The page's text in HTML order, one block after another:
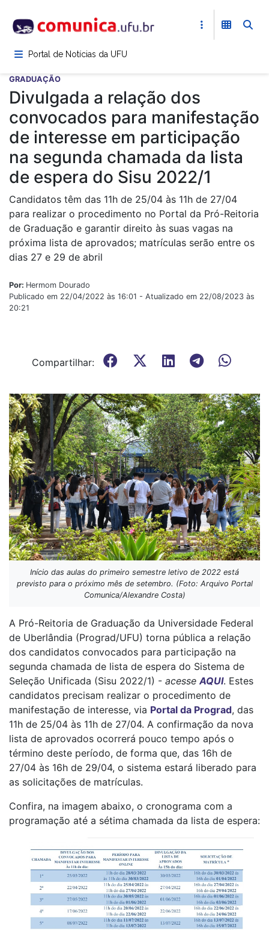
para
conteúdoPortal de Notícias da UFU
GRADUAÇÃO
Divulgada a relação dos
convocados para manifestação
de interesse em participação
na segunda chamada da lista
de espera do Sisu 2022/1
Candidatos têm das 11h de 25/04 às 11h de 27/04
para realizar o procedimento no Portal da Pró-Reitoria
de Graduação e garantir direito às suas vagas na
próxima lista de aprovados; matrículas serão entre os
dias 27 e 29 de abril
Por: Hermom Dourado
Publicado em 22/04/2022 às 16:01 - Atualizado em 22/08/2023 às
20:21
Compartilhar:
Início das aulas do primeiro semestre letivo de 2022 está
previsto para o próximo mês de setembro. (Foto: Arquivo Portal
Comunica/Alexandre Costa)
A Pró-Reitoria de Graduação da Universidade Federal
de Uberlândia (Prograd/UFU) torna pública a relação
dos candidatos convocados para participação na
segunda chamada de lista de espera do Sistema de
Seleção Unificada (Sisu 2022/1) - acesse AQUI. Estes
candidatos precisam realizar o procedimento de
manifestação de interesse, via Portal da Prograd, das
11h de 25/04 às 11h de 27/04. A confirmação da nova
lista de aprovados ocorrerá pouco tempo após o
término deste período, de forma que, das 16h de
27/04 às 16h de 29/04, o sistema estará liberado para
as solicitações de matrículas.
Confira, na imagem abaixo, o cronograma com a
programação até a sétima chamada da lista de espera: